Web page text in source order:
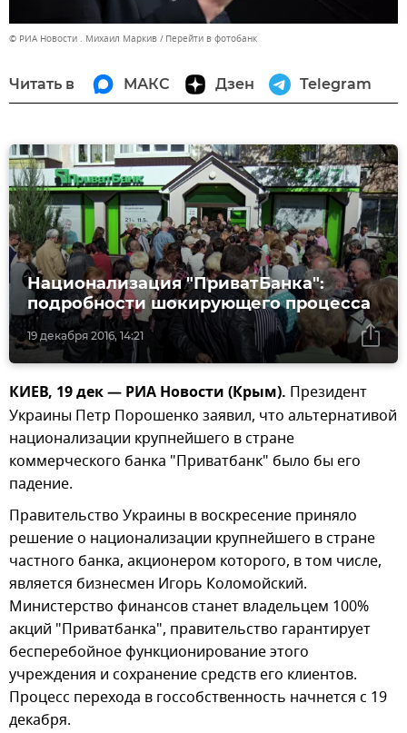
© РИА Новости . Михаил Маркив Перейти в фотобанк
Читать в МАКС Дзен Telegram
19 декабря 2016, 14:21
Национализация "ПриватБанка":
подробности шокирующего процесса
КИЕВ, 19 дек — РИА Новости (Крым). Президент
Украины Петр Порошенко заявил, что альтернативой
национализации крупнейшего в стране
коммерческого банка "Приватбанк" было бы его
падение.
Правительство Украины в воскресение приняло
решение о национализации крупнейшего в стране
частного банка, акционером которого, в том числе,
является бизнесмен Игорь Коломойский.
Министерство финансов станет владельцем 100%
акций "Приватбанка", правительство гарантирует
бесперебойное функционирование этого
учреждения и сохранение средств его клиентов.
Процесс перехода в госсобственность начнется с 19
декабря.